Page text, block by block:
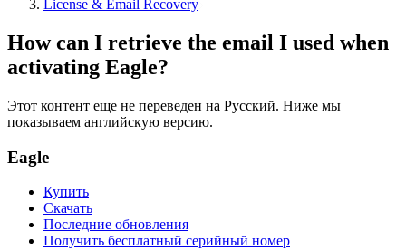
License & Email Recovery
How can I retrieve the email I used when
activating Eagle?
Этот контент еще не переведен на Русский. Ниже мы
показываем английскую версию.
Eagle
Купить
Скачать
Последние обновления
Получить бесплатный серийный номер